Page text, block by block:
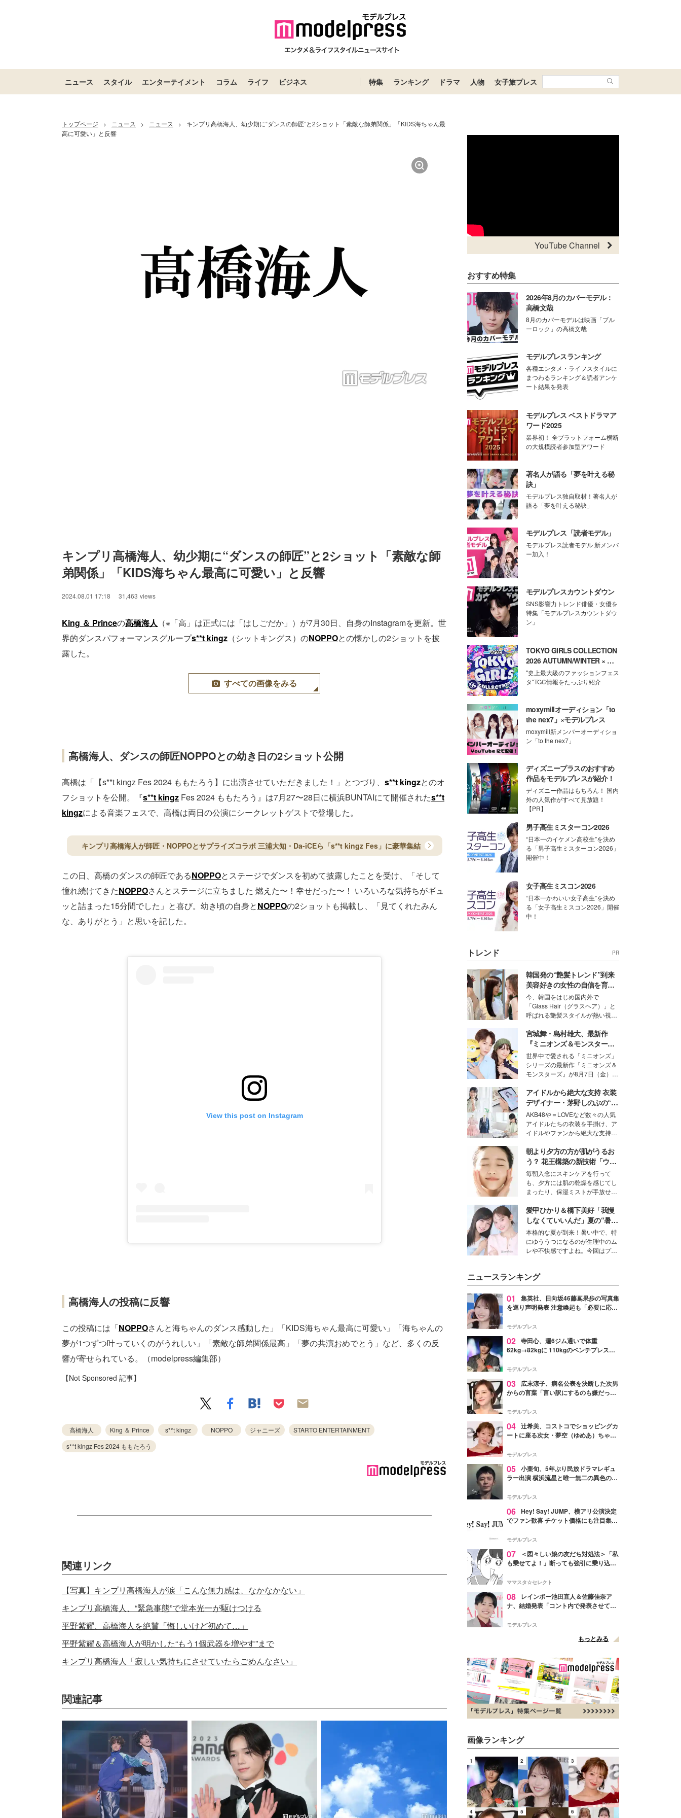
ニュース スタイル エンターテイメント コラム ライフ ビジネス 特集 ランキング ドラマ 人物 女子旅プレス
トップページ > ニュース > ニュース >
キンプリ高橋海人、幼少期に“ダンスの師匠”と2ショット「素敵な師弟関係」「KIDS海ちゃん最
高に可愛い」と反響
キンプリ高橋海人、幼少期に“ダンスの師匠”と2ショット「素敵な師
弟関係」「KIDS海ちゃん最高に可愛い」と反響
2024.08.01 17:18 31,463 views
King ＆ Princeの高橋海人 （※「高」は正式には「はしごだか」）が7月30日、自身のInstagramを更新。世
界的ダンスパフォーマンスグループs**t kingz （シットキングス）のNOPPOとの懐かしの2ショットを披
露した。
すべての画像をみる
高橋海人、ダンスの師匠NOPPOとの幼き日の2ショット公開
高橋は「【s**t kingz Fes 2024 ももたろう】に出演させていただきました！」とつづり、 s**t kingzとのオ
フショットを公開。『s**t kingz Fes 2024 ももたろう』は7月27〜28日に横浜BUNTAIにて開催されたs**t
kingzによる音楽フェスで、高橋は両日の公演にシークレットゲストで登場した。
キンプリ高橋海人が師匠・NOPPOとサプライズコラボ 三浦大知・Da-iCEら「s**t kingz Fes」に豪華集結
この日、高橋のダンスの師匠であるNOPPOとステージでダンスを初めて披露したことを受け、「そして
憧れ続けてきたNOPPOさんとステージに立ちました 燃えた〜！幸せだった〜！ いろいろな気持ちがギュ
ッと詰まった15分間でした」と喜び。幼き頃の自身とNOPPOの2ショットも掲載し、「見てくれたみん
な、ありがとう」と思いを記した。
View this post on Instagram
高橋海人の投稿に反響
この投稿には「NOPPOさんと海ちゃんのダンス感動した」「KIDS海ちゃん最高に可愛い」「海ちゃんの
夢が1つずつ叶っていくのがうれしい」「素敵な師弟関係最高」「夢の共演おめでとう」など、多くの反
響が寄せられている。（modelpress編集部）
【Not Sponsored 記事】
高橋海人 King ＆ Prince s**t kingz NOPPO ジャニーズ
STARTO ENTERTAINMENT
s**t kingz Fes 2024 ももたろう
関連リンク
【写真】キンプリ高橋海人が涙「こんな無力感は、なかなかない」
キンプリ高橋海人、“緊急事態”で堂本光一が駆けつける
平野紫耀、高橋海人を絶賛「悔しいけど初めて…」
平野紫耀＆高橋海人が明かした“もう1個武器を増やす”まで
キンプリ高橋海人「寂しい気持ちにさせていたらごめんなさい」
関連記事
YouTube Channel
おすすめ特集
2026年8月のカバーモデル：
高橋文哉
8月のカバーモデルは映画「ブル
ーロック」の高橋文哉
モデルプレスランキング
各種エンタメ・ライフスタイルに
まつわるランキング＆読者アンケ
ート結果を発表
モデルプレス ベストドラマア
ワード2025
業界初！ 全プラットフォーム横断
の大規模読者参加型アワード
著名人が語る「夢を叶える秘
訣」
モデルプレス独自取材！著名人が
語る「夢を叶える秘訣」
モデルプレス「読者モデル」
モデルプレス読者モデル 新メンバ
ー加入！
モデルプレスカウントダウン
SNS影響力トレンド俳優・女優を
特集「モデルプレスカウントダウ
ン」
TOKYO GIRLS COLLECTION
2026 AUTUMN/WINTER × モ
デルプレス
"史上最大級のファッションフェス
タ"TGC情報をたっぷり紹介
moxymillオーディション「to
the nex7」×モデルプレス
moxymill新メンバーオーディショ
ン「to the nex7」
ディズニープラスのおすすめ
作品をモデルプレスが紹介！
ディズニー作品はもちろん！ 国内
外の人気作がすべて見放題！
【PR】
男子高生ミスターコン2026
“日本一のイケメン高校生”を決め
る「男子高生ミスターコン2026」
開催中！
女子高生ミスコン2026
“日本一かわいい女子高生”を決め
る「女子高生ミスコン2026」開催
中！
トレンド PR
韓国発の“艶髪トレンド”到来
美容好きの女性の自信を育む
「ヘアケア事情」って？
今、韓国をはじめ国内外で
「Glass Hair（グラスヘア）」と
呼ばれる艶髪スタイルが熱い視線
ションの完成度を高めるベースと
して、“髪そのものの美しさ”に改
めて注目する人が増えている様
子。今回は、そんな憧れの艶やか
な髪を日常で叶える、美容好きの
女性たちのヘアケア事情を紹介し
ます。
宮城舞・島村雄大、最新作
『ミニオンズ＆モンスター
ズ』の魅力熱弁 ハチャメチャ
だけじゃない“友情と絆”に感
動
世界中で愛される「ミニオンズ」
シリーズの最新作『ミニオンズ＆
モンスターズ』が8月7日（金）に
ニオン好き”という共通点を持つモ
デルの宮城舞と島村雄大の特別対
談をお届け！それぞれの視点か
ら、今作ならではの魅力や予想外
の感動をもたらす奥深いストーリ
ーについて熱く語り合ってもらっ
た。
アイドルから絶大な支持 衣装
デザイナー・茅野しのぶの“可
愛い”を作る美学＜「シチズン
クロスシー」インタビュー＞
AKB48や＝LOVEなど数々の人気
アイドルたちの衣装を手掛け、ア
イドルやファンから絶大な支持を
取締役兼クリエイティブディレク
ター・茅野しのぶ。一人ひとりの
個性に寄り添い、魅力を引き出す
衣装作りは、多くの女性たちに勇
気と自信を与え続けている。
朝より夕方の方が肌がうるお
う？ 花王構築の新技術「ウォ
ーターキャプチャリングスキ
ン（捕水肌）」がスキンケア
の常識を変える予感
毎朝入念にスキンケアを行って
も、夕方には肌の乾燥を感じてし
まったり、保湿ミストが手放せな
な美容の常識を大きく変える可能
性を秘めた、革新的な「Water
Capturing Skin（ウォーターキャ
プチャリングスキン：捕水肌）」
技術を、花王が構築した。
愛甲ひかり＆橋下美好「我慢
しなくていいんだ」夏の“暑さ
対策”の新しい選択肢とは？
本格的な夏が到来！暑い中で、特
にゆううつになるのが生理中のム
レや不快感ですよね。今回はプラ
好さんを迎えて本音で女子会トー
ク。猛暑のお出かけを快適に過ご
すヒントや、2人が感動した夏の
生理の新常識にも迫りました。
ニュースランキング
01
集英社、日向坂46藤嶌果歩の写真集
を巡り声明発表 注意喚起も「必要に応じ
モデルプレス
02 寺田心、週6ジム通いで体重
62kg→82kgに 110kgのベンチプレス持
「かっこいい」と反響
モデルプレス
03
広末涼子、病名公表を決断した次男
からの言葉「言い訳にするのも嫌だっ
モデルプレス
04 辻希美、コストコでショッピングカ
ートに座る次女・夢空（ゆめあ）ちゃん
ぎ」「成長を感じる」の声
モデルプレス
05 小栗旬、5年ぶり民放ドラマレギュ
ラー出演 横浜流星と唯一無二の異色のバ
モデルプレス
06 Hey! Say! JUMP、横アリ公演決定
でファン歓喜 チケット価格にも注目集ま
モデルプレス
07
＜図々しい娘の友だち対処法＞「私
も乗せてよ！」断っても強引に乗り込ん
ママスタ☆セレクト
08
レインボー池田直人＆佐藤佳奈ア
ナ、結婚発表「コント内で発表させてい
点変更のため
モデルプレス
もっとみる
画像ランキング
1 2 3
4 5 6